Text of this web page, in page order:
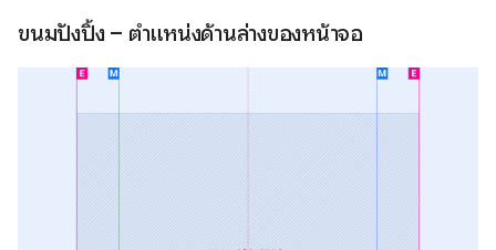
ขนมปังปิ้ง – ตำแหน่งด้านล่างของหน้าจอ